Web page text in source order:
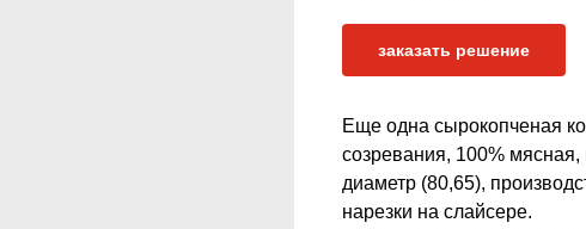
заказать решение
Еще одна сырокопченая
созревания, 100%
диаметр (80,65),
нарезки на слайсере.